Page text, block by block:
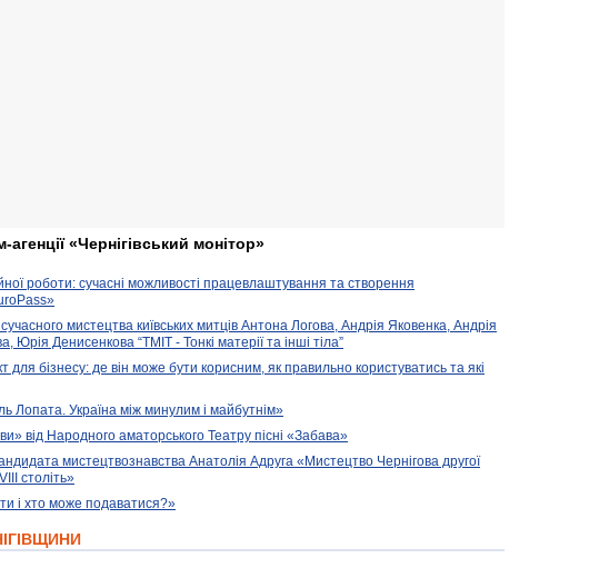
«Чернігівський монітор»
роботи: сучасні можливості працевлаштування та створення
сучасного мистецтва київських митців Антона Логова, Андрія Яковенка, Андрія
Юрія Денисенкова “ТМІТ - Тонкі матерії та інші тіла”
для бізнесу: де він може бути корисним, як правильно користуватись та які
Лопата. Україна між минулим і майбутнім»
від Народного аматорського Театру пісні «Забава»
мистецтвознавства Анатолія Адруга «Мистецтво Чернігова другої
століть»
і хто може подаватися?»